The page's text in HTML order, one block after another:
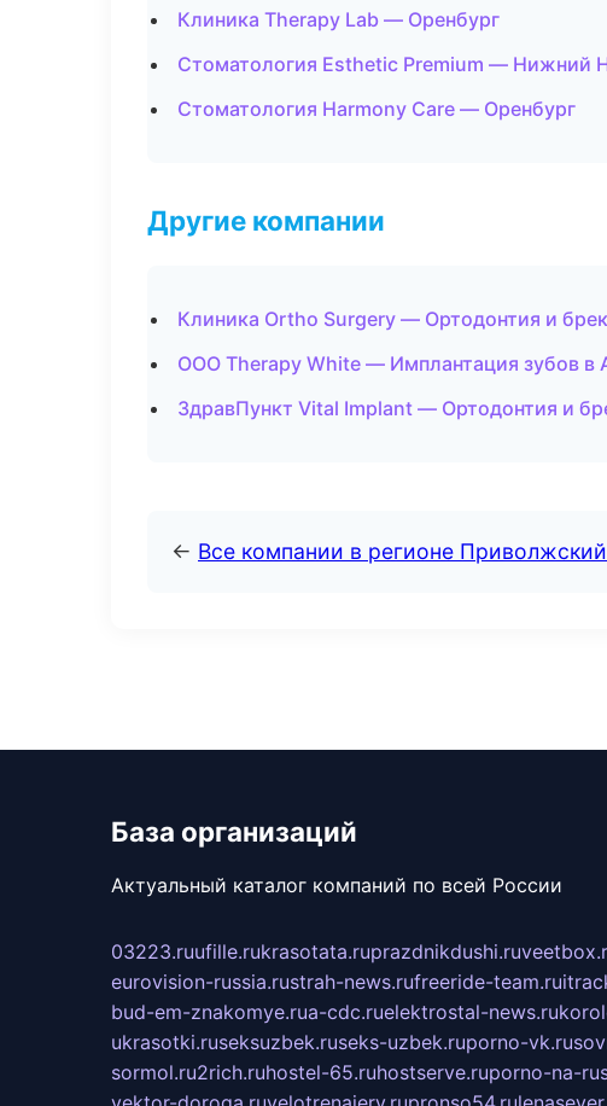
Клиника Therapy Lab — Оренбург
Стоматология Esthetic Premium — Нижний
Стоматология Harmony Care — Оренбург
Другие компании
Клиника Ortho Surgery — Ортодонтия и
ООО Therapy White — Имплантация зубов в
ЗдравПункт Vital Implant — Ортодонтия и
← Все компании в регионе
База организаций
Актуальный каталог компаний по всей России
03223.ruufille.rukrasotata.ruprazdnikdushi.ru
eurovision-russia.rustrah-news.rufreeride-team.ru
bud-em-znakomye.rua-cdc.ruelektrostal-news.ru
ukrasotki.ruseksuzbek.ruseks-uzbek.ruporno-vk.ru
sormol.ru2rich.ruhostel-65.ruhostserve.ruporno-na-